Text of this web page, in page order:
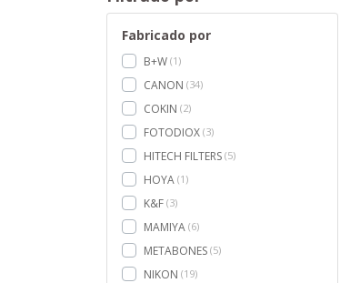
Fabricado por
B+W 1
CANON 34
COKIN 2
FOTODIOX 3
HITECH FILTERS 5
HOYA 1
K&F 3
MAMIYA 6
METABONES 5
NIKON 19